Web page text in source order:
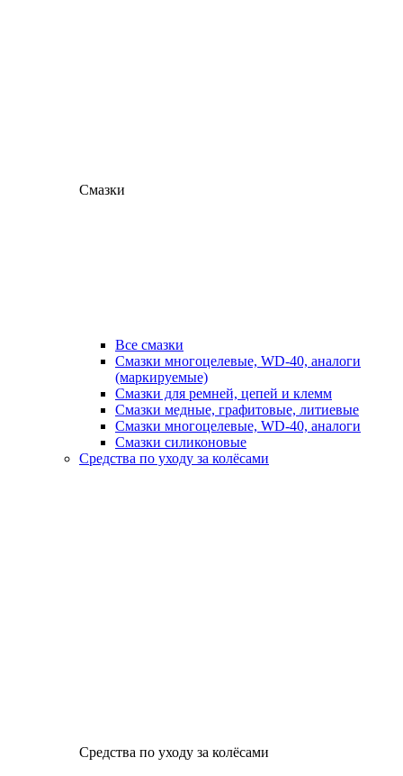
Смазки
Все смазки
Смазки многоцелевые, WD-40, аналоги
(маркируемые)
Смазки для ремней, цепей и клемм
Смазки медные, графитовые, литиевые
Смазки многоцелевые, WD-40, аналоги
Смазки силиконовые
Средства по уходу за колёсами
Средства по уходу за колёсами